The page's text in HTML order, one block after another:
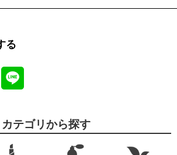
る
カテゴリから探す